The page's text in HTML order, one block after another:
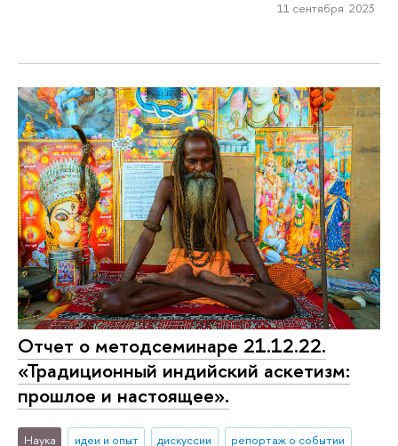
11 сентября 2023
Отчет о методсеминаре 21.12.22.
«Традиционный индийский аскетизм:
прошлое и настоящее».
Наука идеи и опыт дискуссии репортаж о событии